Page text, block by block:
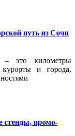
путь из Сочи
– это километры
и города,
стенды, промо-